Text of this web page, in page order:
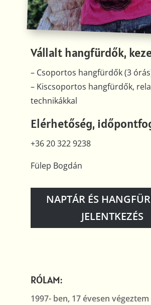
Vállalt hangfürdők,
– Csoportos hangfürdők (3
– Kiscsoportos hangfürdők,
technikákkal
Elérhetőség,
+36 20 322 9238
Fülep Bogdán
NAPTÁR ÉS
JELENTKEZÉS
RÓLAM:
1997- ben, 17 évesen végeztem